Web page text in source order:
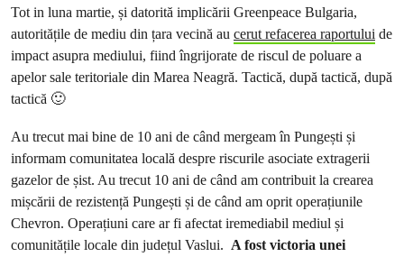
Tot in luna martie, și datorită implicării Greenpeace Bulgaria,
autoritățile de mediu din țara vecină au cerut refacerea raportului de
impact asupra mediului, fiind îngrijorate de riscul de poluare a
apelor sale teritoriale din Marea Neagră. Tactică, după tactică, după
tactică 🙂
Au trecut mai bine de 10 ani de când mergeam în Pungești și
informam comunitatea locală despre riscurile asociate extragerii
gazelor de șist. Au trecut 10 ani de când am contribuit la crearea
mișcării de rezistență Pungești și de când am oprit operațiunile
Chevron. Operațiuni care ar fi afectat iremediabil mediul și
comunitățile locale din județul Vaslui. A fost victoria unei